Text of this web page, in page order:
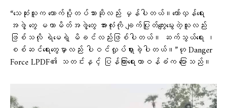
“သေဆုံးသူက ထောက်ပို့တပ်သားဆိုလည်း မှန်ပါတယ်။တော်လှန်ရေး
အဖွဲ့ တွေ မဟာမိတ်အဖွဲ့တွေ အားလုံးကို ချက်ပြုတ်ကျွေးမွေးတဲ့သူလည်း
ဖြစ်သလို ရဲမေရဲ့ မိခင်လည်းဖြစ်ပါတယ်။ ဆက်သွယ်ရေး ၊
စစ်ဆင်ရေးတွေမှာလည်း ပါဝင်လှုပ်ရှားခဲ့ပါတယ်။”ဟု Danger
Force LPDF၏ သတင်းနှင့် ပြန်ကြားရေးတာဝန်ခံက ပြောသည်။